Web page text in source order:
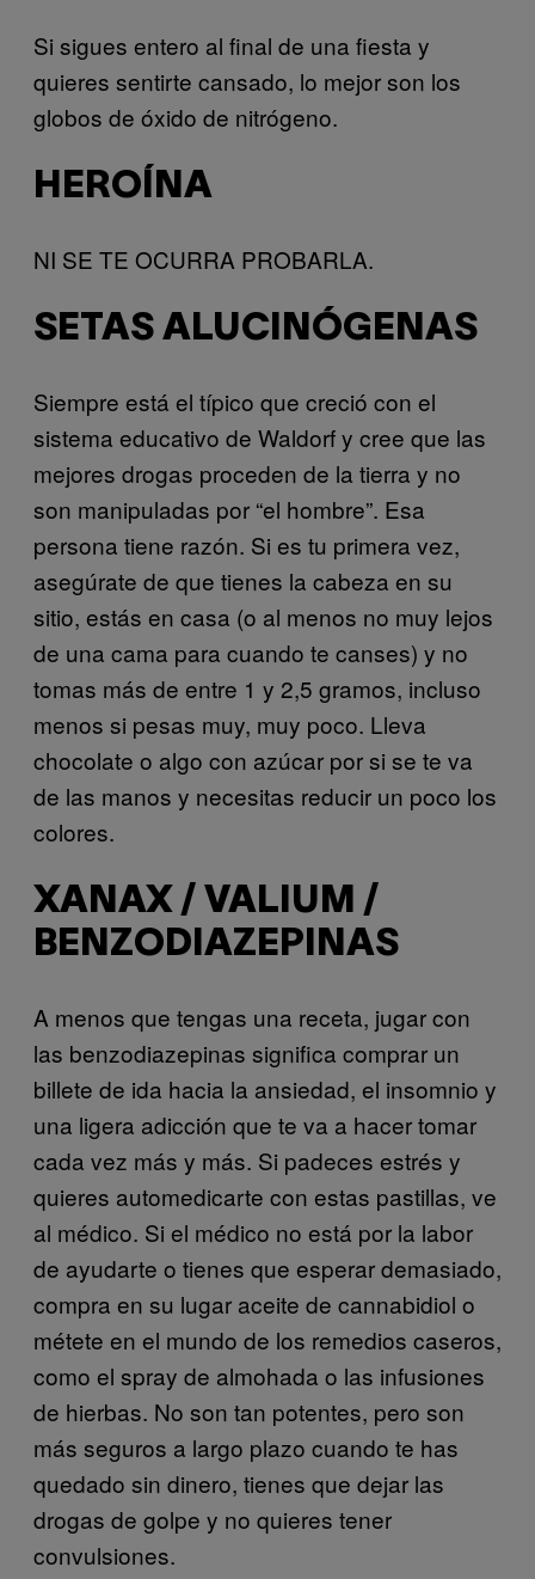
Si sigues entero al final de una fiesta y
quieres sentirte cansado, lo mejor son los
globos de óxido de nitrógeno.
HEROÍNA
NI SE TE OCURRA PROBARLA.
SETAS ALUCINÓGENAS
Siempre está el típico que creció con el
sistema educativo de Waldorf y cree que las
mejores drogas proceden de la tierra y no
son manipuladas por “el hombre”. Esa
persona tiene razón. Si es tu primera vez,
asegúrate de que tienes la cabeza en su
sitio, estás en casa (o al menos no muy lejos
de una cama para cuando te canses) y no
tomas más de entre 1 y 2,5 gramos, incluso
menos si pesas muy, muy poco. Lleva
chocolate o algo con azúcar por si se te va
de las manos y necesitas reducir un poco los
colores.
XANAX / VALIUM /
BENZODIAZEPINAS
A menos que tengas una receta, jugar con
las benzodiazepinas significa comprar un
billete de ida hacia la ansiedad, el insomnio y
una ligera adicción que te va a hacer tomar
cada vez más y más. Si padeces estrés y
quieres automedicarte con estas pastillas, ve
al médico. Si el médico no está por la labor
de ayudarte o tienes que esperar demasiado,
compra en su lugar aceite de cannabidiol o
métete en el mundo de los remedios caseros,
como el spray de almohada o las infusiones
de hierbas. No son tan potentes, pero son
más seguros a largo plazo cuando te has
quedado sin dinero, tienes que dejar las
drogas de golpe y no quieres tener
convulsiones.